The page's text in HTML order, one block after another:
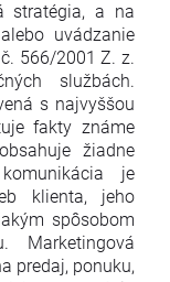
stratégia, a na
uvádzanie
566/2001 Z. z.
službách.
s najvyššou
fakty známe
žiadne
je
klienta, jeho
spôsobom
Marketingová
predaj, ponuku,